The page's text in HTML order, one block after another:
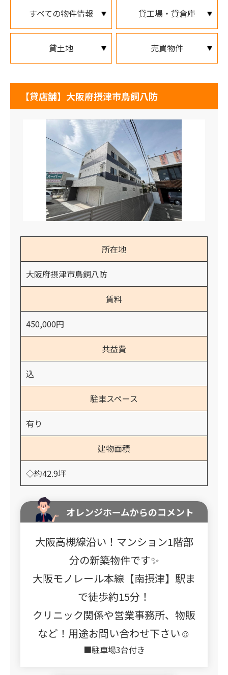
すべての物件情報 貸工場・貸倉庫
貸土地 売買物件
【貸店舗】大阪府摂津市鳥飼八防
所在地
大阪府摂津市鳥飼八防
賃料
450,000円
共益費
込
駐車スペース
有り
建物面積
◇約42.9坪
オレンジホームからのコメント
大阪高槻線沿い！マンション1階部
分の新築物件です✨
大阪モノレール本線【南摂津】駅ま
で徒歩約15分！
クリニック関係や営業事務所、物販
など！用途お問い合わせ下さい☺
■駐車場3台付き